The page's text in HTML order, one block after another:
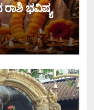
ರಾಶಿ ಭವಿಷ್ಯ